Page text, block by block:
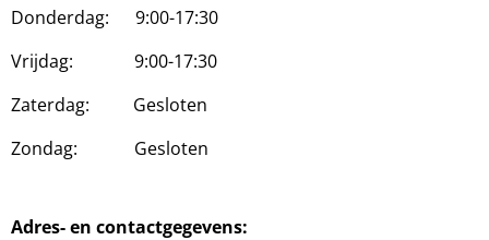
Donderdag: 9:00-17:30
Vrijdag: 9:00-17:30
Zaterdag: Gesloten
Zondag: Gesloten
Adres- en contactgegevens: